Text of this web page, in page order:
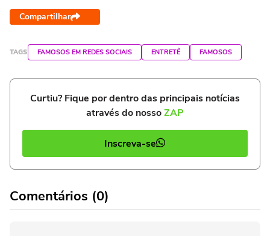
Compartilhar
TAGS FAMOSOS EM REDES SOCIAIS ENTRETÊ FAMOSOS
Curtiu? Fique por dentro das principais notícias
através do nossoZAP
Inscreva-se
Comentários (0)